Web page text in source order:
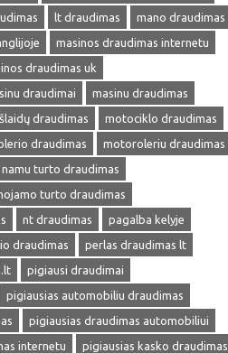
lt draudimas
mano draudimas
masinos draudimas internetu
draudimas uk
draudimai
masinu draudimas
draudimas
motociklo draudimas
draudimas
motoroleriu draudimas
namu turto draudimas
turto draudimas
nt draudimas
pagalba kelyje
draudimas
perlas draudimas lt
pigiausi draudimai
pigiausias automobiliu draudimas
pigiausias draudimas automobiliui
internetu
pigiausias kasko draudimas